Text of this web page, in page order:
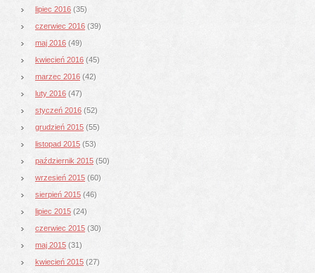
lipiec 2016 (35)
czerwiec 2016 (39)
maj 2016 (49)
kwiecień 2016 (45)
marzec 2016 (42)
luty 2016 (47)
styczeń 2016 (52)
grudzień 2015 (55)
listopad 2015 (53)
październik 2015 (50)
wrzesień 2015 (60)
sierpień 2015 (46)
lipiec 2015 (24)
czerwiec 2015 (30)
maj 2015 (31)
kwiecień 2015 (27)